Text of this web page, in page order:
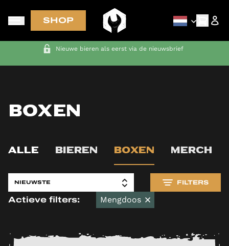
SHOP
GRATIS VERZENDING in NL-BE-DE-FR bij bestellingen van meer
Boxen
ALLE BIEREN BOXEN MERCH
Actieve filters: Mengdoos
FILTERS